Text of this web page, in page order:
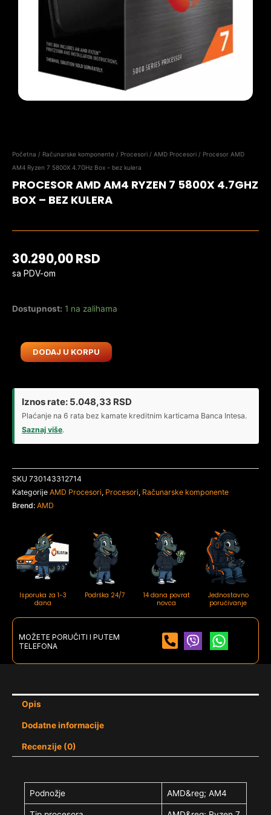
Početna / Računarske komponente / Procesori / AMD Procesori / Procesor AMD
AM4 Ryzen 7 5800X 4.7GHz Box – bez kulera
PROCESOR AMD AM4 RYZEN 7 5800X 4.7GHZ
BOX – BEZ KULERA
30.290,00RSD
sa PDV-om
Dostupnost: 1 na zalihama
Procesor
AMD
Ryzen
5800X
4.7GHz
Box
bez
kulera
količina
DODAJ U KORPU
Iznos rate: 5.048,33 RSD
Plaćanje na 6 rata bez kamate kreditnim karticama Banca Intesa.
Saznaj više.
SKU 730143312714
Kategorije AMD Procesori, Procesori, Računarske komponente
Brend: AMD
Isporuka za 1-3
dana
Podrška 24/7
14 dana povrat
novca
Jednostavno
poručivanje
MOŽETE PORUČITI I PUTEM
TELEFONA
Opis
Dodatne informacije
Recenzije (0)
Podnožje AMD&reg; AM4